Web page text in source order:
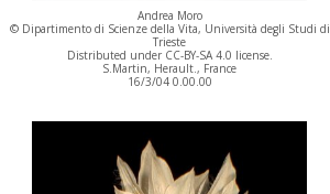
Andrea Moro
© Dipartimento di Scienze della Vita, Università degli Studi di
Trieste
Distributed under CC-BY-SA 4.0 license.
S.Martin, Herault., France
16/3/04 0.00.00